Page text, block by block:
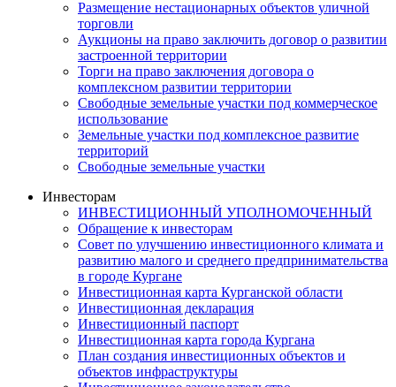
Размещение нестационарных объектов уличной
торговли
Аукционы на право заключить договор о развитии
застроенной территории
Торги на право заключения договора о
комплексном развитии территории
Свободные земельные участки под коммерческое
использование
Земельные участки под комплексное развитие
территорий
Свободные земельные участки
Инвесторам
ИНВЕСТИЦИОННЫЙ УПОЛНОМОЧЕННЫЙ
Обращение к инвесторам
Совет по улучшению инвестиционного климата и
развитию малого и среднего предпринимательства
в городе Кургане
Инвестиционная карта Курганской области
Инвестиционная декларация
Инвестиционный паспорт
Инвестиционная карта города Кургана
План создания инвестиционных объектов и
объектов инфраструктуры